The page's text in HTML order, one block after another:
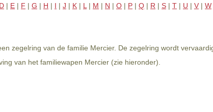
D | E | F | G | H | I | J | K | L | M | N | O | P | Q | R | S | T | U | V | W
zegelring van de familie Mercier. De zegelring wordt
van het familiewapen Mercier (zie hieronder).